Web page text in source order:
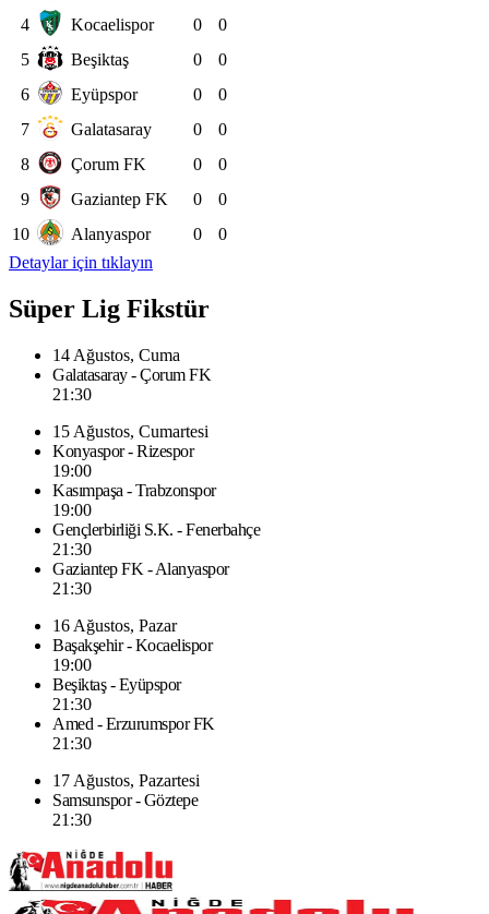
4
Kocaelispor 0
0
5
Beşiktaş 0
0
6
Eyüpspor 0
0
7
Galatasaray 0
0
8
Çorum FK 0
0
9
Gaziantep FK 0
0
10
Alanyaspor 0
0
Detaylar için tıklayın
Süper Lig Fikstür
14 Ağustos, Cuma
Galatasaray - Çorum FK
21:30
15 Ağustos, Cumartesi
Konyaspor - Rizespor
19:00
Kasımpaşa - Trabzonspor
19:00
Gençlerbirliği S.K. - Fenerbahçe
21:30
Gaziantep FK - Alanyaspor
21:30
16 Ağustos, Pazar
Başakşehir - Kocaelispor
19:00
Beşiktaş - Eyüpspor
21:30
Amed - Erzurumspor FK
21:30
17 Ağustos, Pazartesi
Samsunspor - Göztepe
21:30